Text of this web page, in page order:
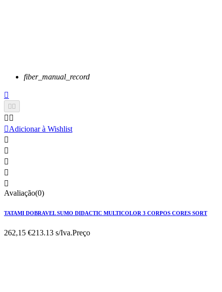
fiber_manual_record

 
 
Adicionar à Wishlist





Avaliação(0)
TATAMI DOBRAVEL SUMO DIDACTIC MULTICOLOR 3 CORPOS CORES SORT
262,15 €213.13 s/Iva.Preço